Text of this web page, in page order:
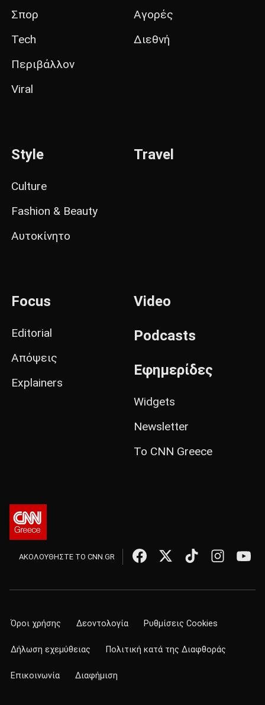
Σπορ
Tech
Περιβάλλον
Viral
Αγορές
Διεθνή
Style
Culture
Fashion & Beauty
Αυτοκίνητο
Travel
Focus
Editorial
Απόψεις
Explainers
Video
Podcasts
Εφημερίδες
Widgets
Newsletter
Το CNN Greece
ΑΚΟΛΟΥΘΗΣΤΕ ΤΟ CNN.GR
Όροι χρήσης Δεοντολογία Ρυθμίσεις Cookies
Δήλωση εχεμύθειας Πολιτική κατά της Διαφθοράς
Επικοινωνία Διαφήμιση